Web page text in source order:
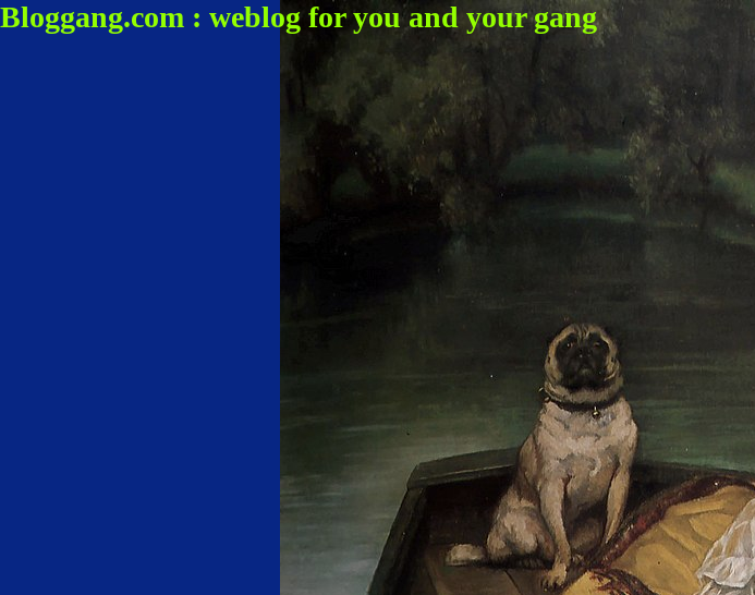
Bloggang.com : weblog for you and your gang